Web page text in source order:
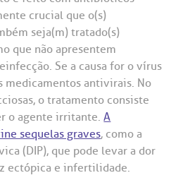
crucial que o(s)
seja(m) tratado(s)
que não apresentem
Se a causa for o vírus
medicamentos antivirais. No
o tratamento consiste
o agente irritante.A
sequelas graves, como a
(DIP), que pode levar a dor
ectópica e infertilidade.